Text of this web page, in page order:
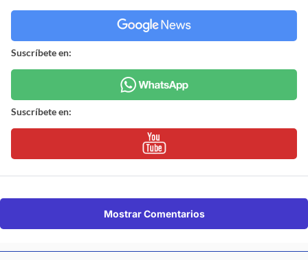
Suscríbete en:
Suscríbete en:
Mostrar Comentarios